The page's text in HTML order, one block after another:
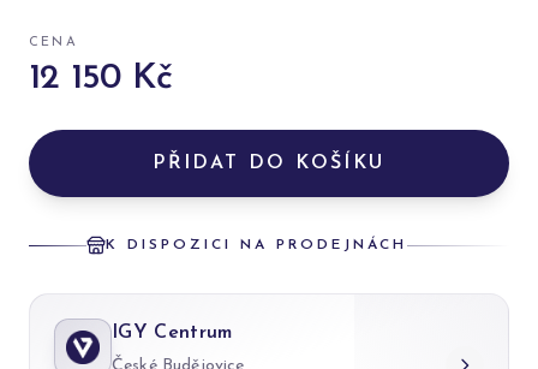
CENA
12 150 Kč
PŘIDAT DO KOŠÍKU
K DISPOZICI NA PRODEJNÁCH
IGY Centrum